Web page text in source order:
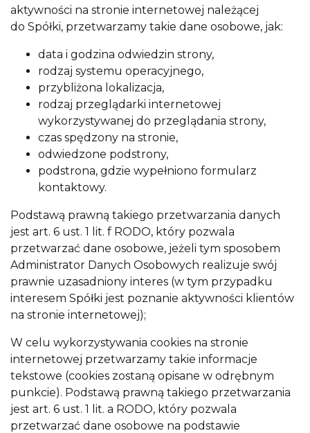
aktywności na stronie internetowej należącej
do Spółki, przetwarzamy takie dane osobowe, jak:
data i godzina odwiedzin strony,
rodzaj systemu operacyjnego,
przybliżona lokalizacja,
rodzaj przeglądarki internetowej
wykorzystywanej do przeglądania strony,
czas spędzony na stronie,
odwiedzone podstrony,
podstrona, gdzie wypełniono formularz
kontaktowy.
Podstawą prawną takiego przetwarzania danych
jest art. 6 ust. 1 lit. f RODO, który pozwala
przetwarzać dane osobowe, jeżeli tym sposobem
Administrator Danych Osobowych realizuje swój
prawnie uzasadniony interes (w tym przypadku
interesem Spółki jest poznanie aktywności klientów
na stronie internetowej);
W celu wykorzystywania cookies na stronie
internetowej przetwarzamy takie informacje
tekstowe (cookies zostaną opisane w odrębnym
punkcie). Podstawą prawną takiego przetwarzania
jest art. 6 ust. 1 lit. a RODO, który pozwala
przetwarzać dane osobowe na podstawie